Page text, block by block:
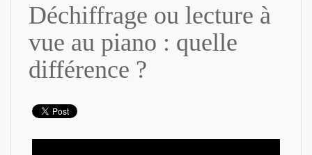
Déchiffrage ou lecture à
vue au piano : quelle
différence ?